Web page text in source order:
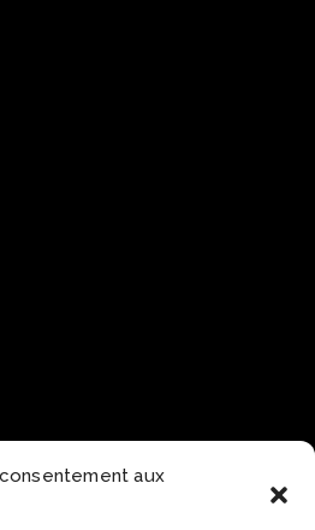
aux